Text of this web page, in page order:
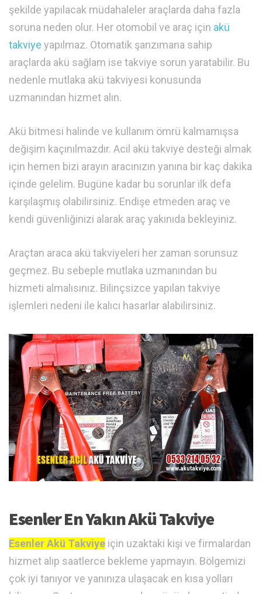
şekilde yapılacak müdahaleler araçlarda daha fazla
soruna neden olur. Her otomobil ve araç için akü
takviye yapılmaz. Otomatik şanzımana sahip
araçlarda akü sağlam ise takviye sorun yaratabilir. Bu
nedenle mutlaka akü takviyesi konusunda
uzmanından hizmet alın.
Akü bitmesi halinde ve kullanım ömrü kalmamışsa
değişim kaçınılmazdır. Acil akü takviye desteği almak
için hemen bizi arayın aracınızın yanına bir kaç dakika
içinde gelelim. Bugüne kadar bu sorunlar ilk defa
karşılaşmış olabilirsiniz. Endişe etmeden araç ve
kendi güvenliğinizi alarak araç yakınıda bekleyiniz.
Araçtan araca akü takviyeleri her zaman sorunsuz
geçmez. Bu sebeple mutlaka uzmanından bu
hizmeti almalısınız. Bilinçsizce yapılan takviye
işlemleri nedeni ile kalıcı hasarlar alabilirsiniz.
Esenler En Yakın Akü Takviye
Esenler Akü Takviye için uzaktaki kişi ve firmalardan
hizmet alıp saatlerce bekleme yapmayın. Bölgemizi
çok iyi tanıyor ve yanınıza ulaşacak en kısa yolları